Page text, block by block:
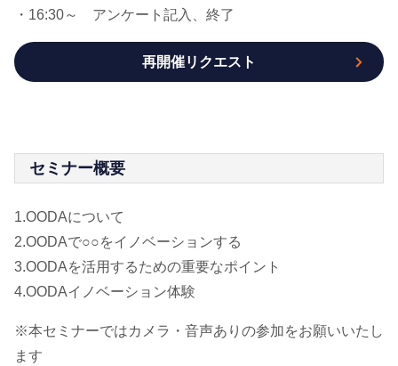
・16:30～ アンケート記入、終了
再開催リクエスト
セミナー概要
1.OODAについて
2.OODAで○○をイノベーションする
3.OODAを活用するための重要なポイント
4.OODAイノベーション体験
※本セミナーではカメラ・音声ありの参加をお願いいたし
ます